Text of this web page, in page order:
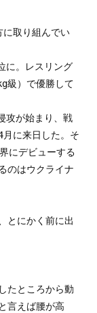
取り組んでい
に。レスリング
級）で優勝して
攻が始まり、戦
に来日した。そ
にデビューする
のはウクライナ
とにかく前に出
たところから動
言えば腰が高